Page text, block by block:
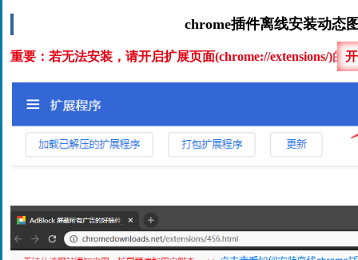
chrome插件离线安装动态
重要：若无法安装，请开启扩展页面(chrome://extensions/)的